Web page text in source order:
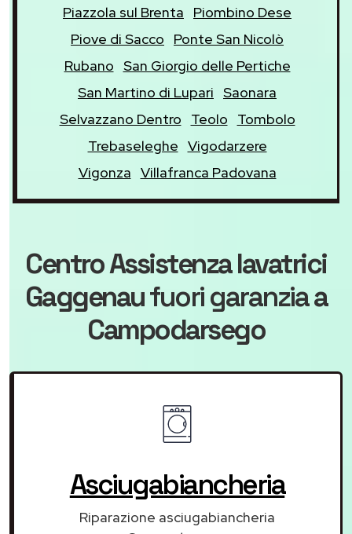
Piazzola sul Brenta
Piombino Dese
Piove di Sacco
Ponte San Nicolò
Rubano San Giorgio delle Pertiche
San Martino di Lupari Saonara
Selvazzano Dentro
Teolo
Tombolo
Trebaseleghe Vigodarzere
Vigonza Villafranca Padovana
Centro Assistenza lavatrici
Gaggenaufuori garanziaa
Campodarsego
Asciugabiancheria
Riparazione asciugabiancheria